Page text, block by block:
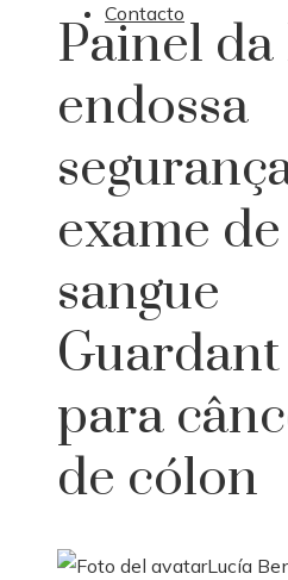
Contacto
Painel
endossa
exame de
sangue
Guardant
para
de cólon
Lucía